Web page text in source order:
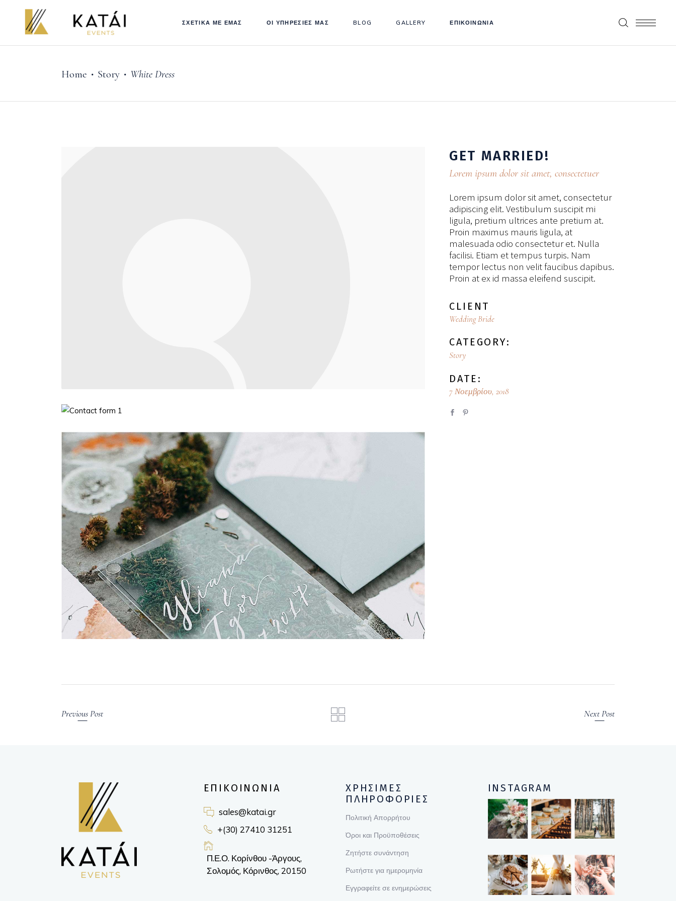
ΣΧΕΤΙΚΑ ΜΕ ΕΜΑΣ ΟΙ ΥΠΗΡΕΣΙΕΣ ΜΑΣ BLOG GALLERY ΕΠΙΚΟΙΝΩΝΙΑ
Home • Story • White Dress
GET MARRIED!
Lorem ipsum dolor sit amet, consectetuer
Lorem ipsum dolor sit amet, consectetur
adipiscing elit. Vestibulum suscipit mi
ligula, pretium ultrices ante pretium at.
Proin maximus mauris ligula, at
malesuada odio consectetur et. Nulla
facilisi. Etiam et tempus turpis. Nam
tempor lectus non velit faucibus dapibus.
Proin at ex id massa eleifend suscipit.
CLIENT
Wedding Bride
CATEGORY:
Story
DATE:
7 Νοεμβρίου, 2018
Previous Post Next Post
ΕΠΙΚΟΙΝΩΝΙΑ
sales@katai.gr
+(30) 27410 31251
Π.Ε.Ο. Κορίνθου -Άργους,
Σολομός, Κόρινθος, 20150
ΧΡΗΣΙΜΕΣ
ΠΛΗΡΟΦΟΡΙΕΣ
Πολιτική Απορρήτου
Όροι και Προϋποθέσεις
Ζητήστε συνάντηση
Ρωτήστε για ημερομηνία
Εγγραφείτε σε ενημερώσεις
INSTAGRAM